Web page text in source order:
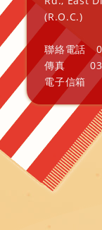
(R.O.C.)
聯絡電話
傳真
電子信箱